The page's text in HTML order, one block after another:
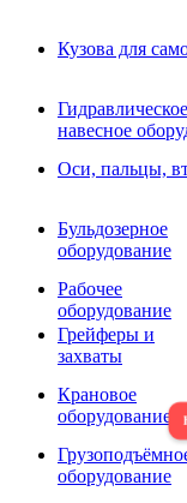
Кузова для
Гидравлическое
навесное
Оси, пальцы,
Бульдозерное
оборудование
Рабочее
оборудование
Грейферы и
захваты
Крановое
оборудование
оборудование